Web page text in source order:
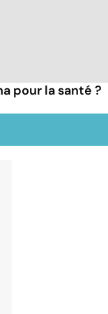
pour la santé ?